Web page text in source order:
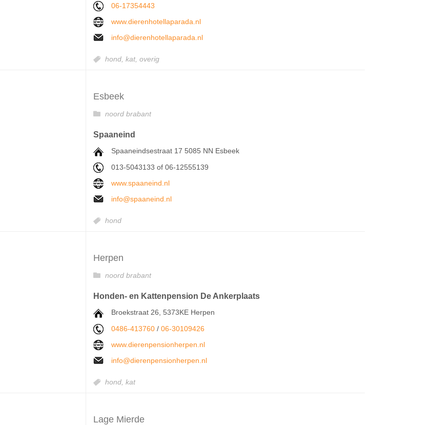
06-17354443
www.dierenhotellaparada.nl
info@dierenhotellaparada.nl
hond, kat, overig
Esbeek
noord brabant
Spaaneind
Spaaneindsestraat 17 5085 NN Esbeek
013-5043133 of 06-12555139
www.spaaneind.nl
info@spaaneind.nl
hond
Herpen
noord brabant
Honden- en Kattenpension De Ankerplaats
Broekstraat 26, 5373KE Herpen
0486-413760 / 06-30109426
www.dierenpensionherpen.nl
info@dierenpensionherpen.nl
hond, kat
Lage Mierde